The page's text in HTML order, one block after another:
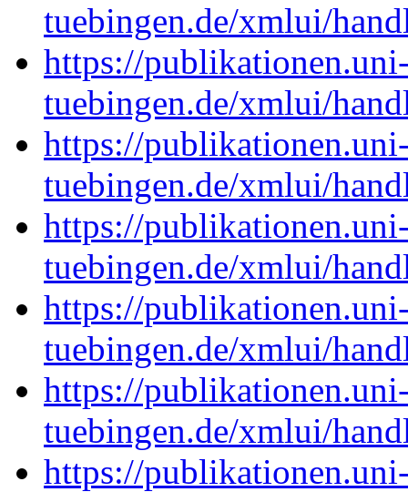
tuebingen.de/xmlui/
https://
tuebingen.de/xmlui/
https://
tuebingen.de/xmlui/
https://
tuebingen.de/xmlui/
https://
tuebingen.de/xmlui/
https://
tuebingen.de/xmlui/
https://